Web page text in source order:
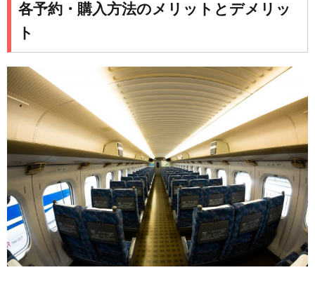
各予約・購入方法のメリットとデメリッ
ト